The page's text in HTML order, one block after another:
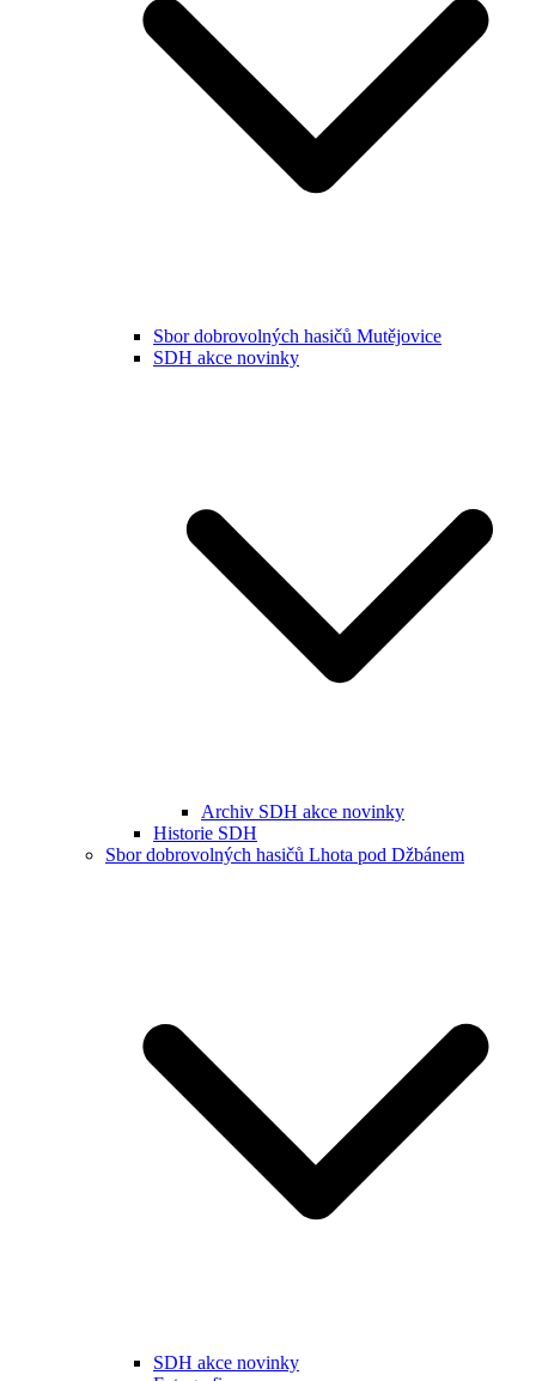
Sbor dobrovolných hasičů Mutějovice
SDH akce novinky
Archiv SDH akce novinky
Historie SDH
Sbor dobrovolných hasičů Lhota pod Džbánem
SDH akce novinky